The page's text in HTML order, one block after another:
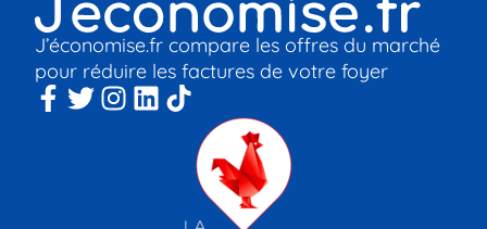
J’économise.fr compare les offres du marché
pour réduire les factures de votre foyer